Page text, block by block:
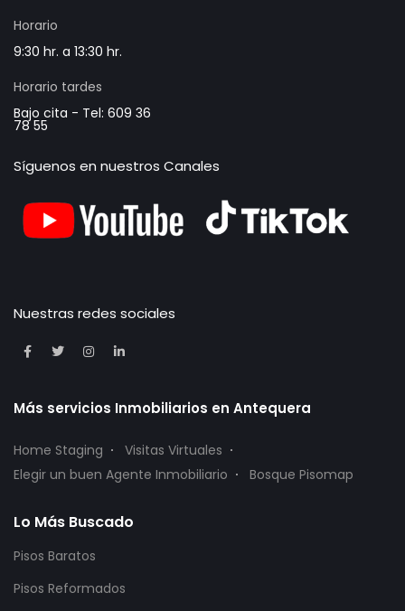
Horario
9:30 hr. a 13:30 hr.
Horario tardes
Bajo cita - Tel: 609 36
78 55
Síguenos en nuestros Canales
Nuestras redes sociales
Más servicios Inmobiliarios en Antequera
Home Staging
Visitas Virtuales
Elegir un buen Agente Inmobiliario
Bosque Pisomap
Lo Más Buscado
Pisos Baratos
Pisos Reformados